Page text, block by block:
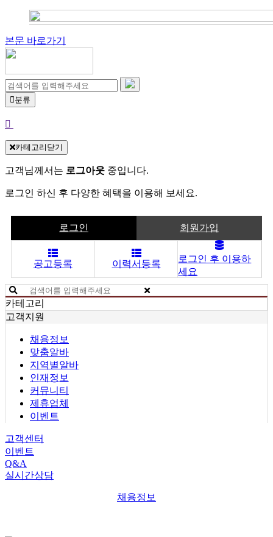
본문 바로가기
분류
카테고리닫기
고객님께서는 로그아웃 중입니다.
로그인 하신 후 다양한 혜택을 이용해 보세요.
로그인 회원가입
공고등록 이력서등록
로그인 후 이용하
세요
카테고리
고객지원
채용정보
맞춤알바
지역별알바
인재정보
커뮤니티
제휴업체
이벤트
고객센터
이벤트
Q&A
실시간상담
채용정보